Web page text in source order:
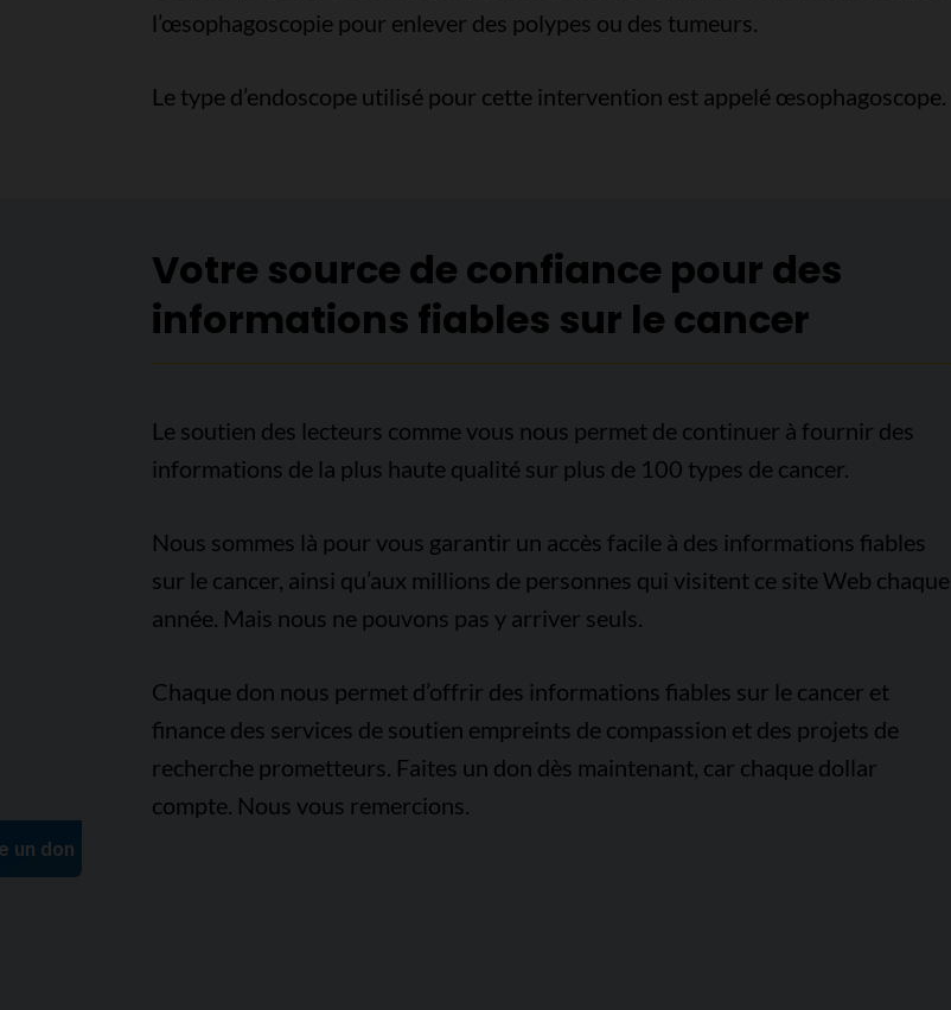
l’œsophagoscopie pour enlever des polypes ou des tumeurs.
Le type d’endoscope utilisé pour cette intervention est appelé œsophagoscope.
Votre source de confiance pour des
informations fiables sur le cancer
Le soutien des lecteurs comme vous nous permet de continuer à fournir des
informations de la plus haute qualité sur plus de 100 types de cancer.
Nous sommes là pour vous garantir un accès facile à des informations fiables
sur le cancer, ainsi qu’aux millions de personnes qui visitent ce site Web chaque
année. Mais nous ne pouvons pas y arriver seuls.
Chaque don nous permet d’offrir des informations fiables sur le cancer et
finance des services de soutien empreints de compassion et des projets de
recherche prometteurs. Faites un don dès maintenant, car chaque dollar
compte. Nous vous remercions.